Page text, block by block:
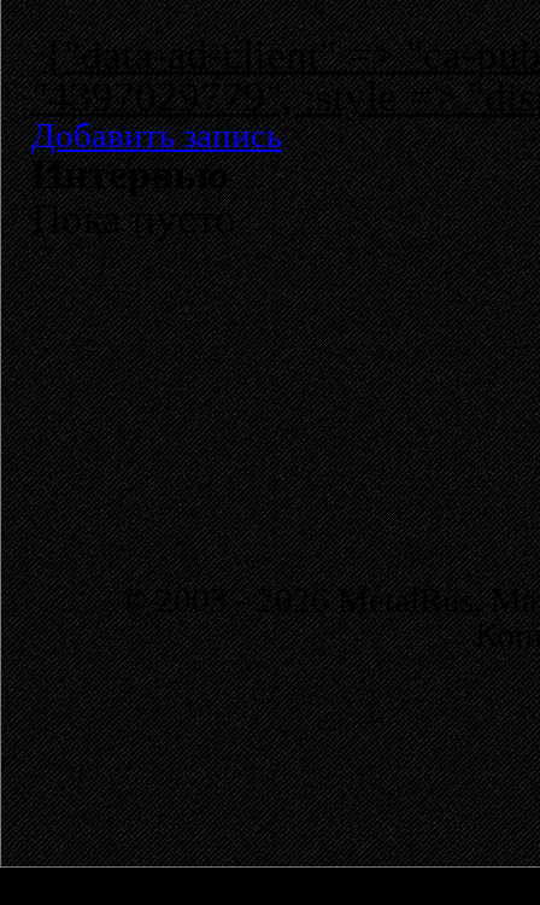
{"data-ad-client" => "ca-
"4397029779", :style =>
Добавить запись
Интервью
Пока пусто
© 2003 - 2026 MetalRus.